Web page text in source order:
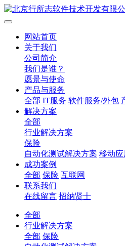
网站首页
关于我们
公司简介
我们是谁？
愿景与使命
产品与服务
全部 IT服务 软件服务/外包
解决方案
全部
行业解决方案
保险
自动化测试解决方案 移动
成功案例
全部 保险 互联网
联系我们
在线留言 招纳贤士
全部
行业解决方案
全部 保险